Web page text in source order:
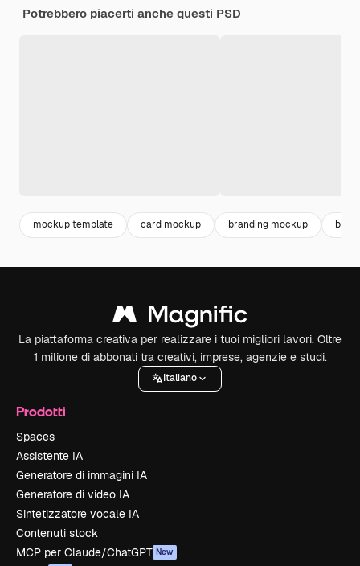
Potrebbero piacerti anche questi PSD
mockup template card mockup branding mockup
La piattaforma creativa per realizzare i tuoi migliori lavori. Oltre
1 milione di abbonati tra creativi, imprese, agenzie e studi.
Italiano
Prodotti
Spaces
Assistente IA
Generatore di immagini IA
Generatore di video IA
Sintetizzatore vocale IA
Contenuti stock
MCP per Claude/ChatGPT New